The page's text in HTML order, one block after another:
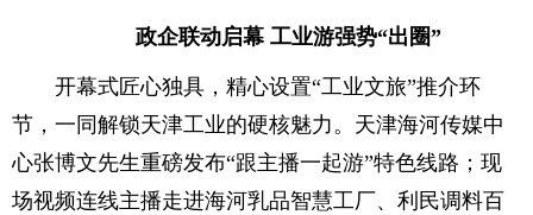
政企联动启幕 工业游强势“出圈”
开幕式匠心独具，精心设置“工业文旅”推介环
节，一同解锁天津工业的硬核魅力。天津海河传媒中
心张博文先生重磅发布“跟主播一起游”特色线路；现
场视频连线主播走进海河乳品智慧工厂、利民调料百